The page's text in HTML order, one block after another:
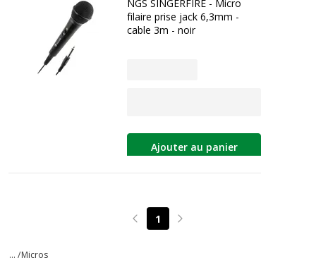
NGS SINGERFIRE - Micro
filaire prise jack 6,3mm -
cable 3m - noir
Ajouter au panier
Page précédente
1 Page suivante
... /Micros